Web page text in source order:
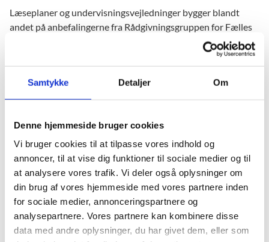
Samtykke Detaljer Om
Denne hjemmeside bruger cookies
Vi bruger cookies til at tilpasse vores indhold og
annoncer, til at vise dig funktioner til sociale medier og til
at analysere vores trafik. Vi deler også oplysninger om
din brug af vores hjemmeside med vores partnere inden
for sociale medier, annonceringspartnere og
analysepartnere. Vores partnere kan kombinere disse
data med andre oplysninger, du har givet dem, eller som
Læseplaner og undervisningsvejledninger bygger blandt
andet på anbefalingerne fra Rådgivningsgruppen for Fælles
Mål. Rådgivningsgruppen blev nedsat i oktober 2017 og
bestod af lærere, ledere, videnspersoner og repræsentanter
fra Danmarks Lærerforening, KL, Børne- og
Kulturchefforeningen samt Skolelederforeningen.
Rådgivningsgruppen havde til opgave at udarbejde
Fælles Mål. Anbefalingerne blev offentliggjort den 20. juni
2018.
Den politiske aftale er tidligere blevet udmøntet i en ændring
af folkeskoleloven samt ændringer af bekendtgørelserne om
Fælles Mål og børnehaveklassen. Ændringerne trådte i kraft
fra skoleåret 2018/19.